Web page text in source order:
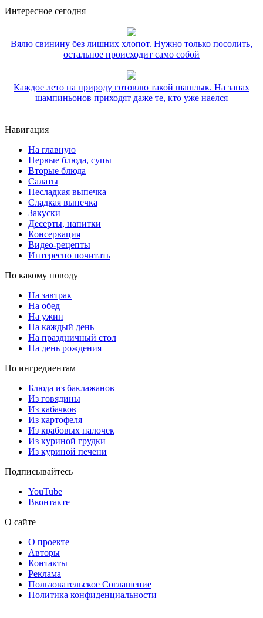
Интересное сегодня
Вялю свинину без лишних хлопот. Нужно только посолить,
остальное происходит само собой
Каждое лето на природу готовлю такой шашлык. На запах
шампиньонов приходят даже те, кто уже наелся
Навигация
На главную
Первые блюда, супы
Вторые блюда
Салаты
Несладкая выпечка
Сладкая выпечка
Закуски
Десерты, напитки
Консервация
Видео-рецепты
Интересно почитать
По какому поводу
На завтрак
На обед
На ужин
На каждый день
На праздничный стол
На день рождения
По ингредиентам
Блюда из баклажанов
Из говядины
Из кабачков
Из картофеля
Из крабовых палочек
Из куриной грудки
Из куриной печени
Подписывайтесь
YouTube
Вконтакте
О сайте
О проекте
Авторы
Контакты
Реклама
Пользовательское Соглашение
Политика конфиденциальности